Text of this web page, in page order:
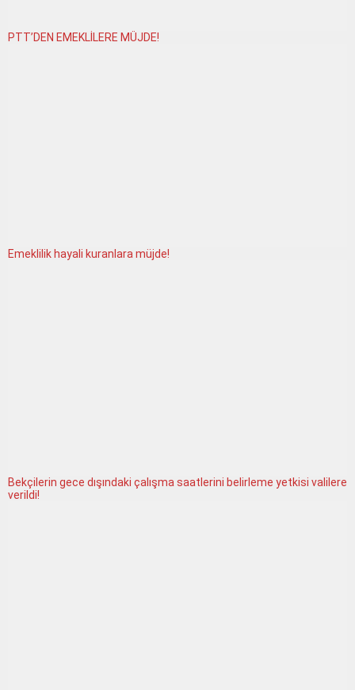
PTT’DEN EMEKLİLERE MÜJDE!
Emeklilik hayali kuranlara müjde!
Bekçilerin gece dışındaki çalışma saatlerini belirleme yetkisi valilere
verildi!